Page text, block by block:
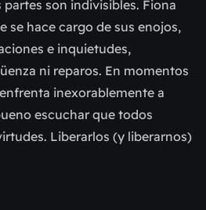
son indivisibles. Fiona
se hace cargo de sus enojos,
e inquietudes,
ni reparos. En momentos
inexorablemente a
escuchar que todos
Liberarlos (y liberarnos)